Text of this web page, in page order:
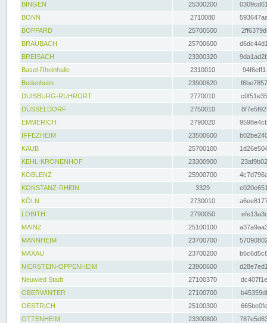
BINGEN
25300200
BONN
2710080
BOPPARD
25700500
BRAUBACH
25700600
BREISACH
23300320
Basel-Rheinhalle
2310010
Bodenheim
23900620
DUISBURG-RUHRORT
2770010
DÜSSELDORF
2750010
EMMERICH
2790020
IFFEZHEIM
23500600
KAUB
25700100
KEHL-KRONENHOF
23300900
KOBLENZ
25900700
KONSTANZ-RHEIN
3329
KÖLN
2730010
LOBITH
2790050
MAINZ
25100100
MANNHEIM
23700700
MAXAU
23700200
NIERSTEIN-OPPENHEIM
23900600
Neuwied Stadt
27100370
OBERWINTER
27100700
OESTRICH
25100300
OTTENHEIM
23300800